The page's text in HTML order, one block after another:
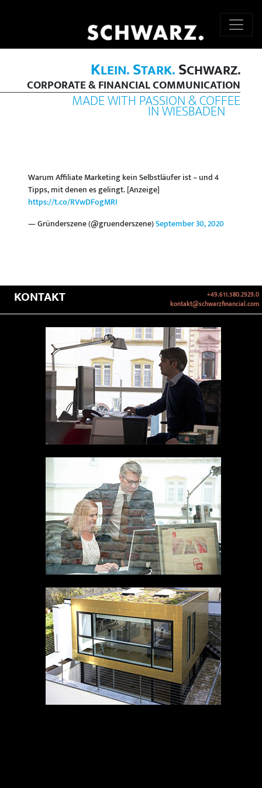
KLEIN.STARK.SCHWARZ.
CORPORATE & FINANCIAL COMMUNICATION
MADE WITH PASSION & COFFEE
IN WIESBADEN
Warum Affiliate Marketing kein Selbstläufer ist – und 4
Tipps, mit denen es gelingt. [Anzeige]
https://t.co/RVwDFogMRI
— Gründerszene (@gruenderszene)September 30, 2020
KONTAKT
+49.611.580.2929.0
kontakt@schwarzfinancial.com